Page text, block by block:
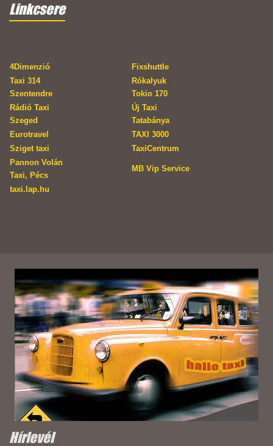
Linkcsere
4Dimenzió
Fixshuttle
Taxi 314
Szentendre
Rókalyuk
Tokio 170
Rádió Taxi
Szeged
Új Taxi
Tatabánya
Eurotravel
TAXI 3000
Sziget taxi
TaxiCentrum
Pannon Volán
Taxi, Pécs
MB Vip Service
taxi.lap.hu
Hírlevél